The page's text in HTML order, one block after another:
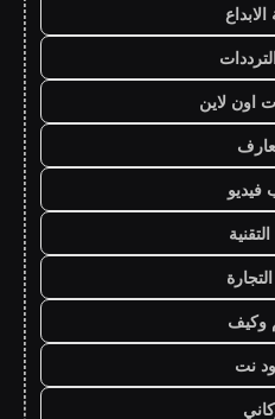
اون لاين
فيديو
وكيف
نت